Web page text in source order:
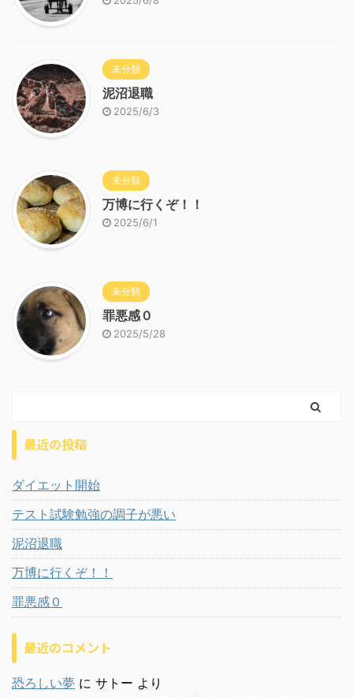
未分類
泥沼退職
2025/6/3
未分類
万博に行くぞ！！
2025/6/1
未分類
罪悪感０
2025/5/28
最近の投稿
ダイエット開始
テスト試験勉強の調子が悪い
泥沼退職
万博に行くぞ！！
罪悪感０
最近のコメント
恐ろしい夢 に サトー より